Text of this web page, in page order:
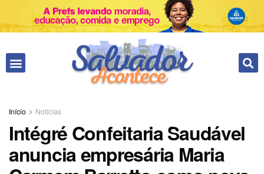
Início Notícias
Intégré Confeitaria Saudável
anuncia empresária Maria